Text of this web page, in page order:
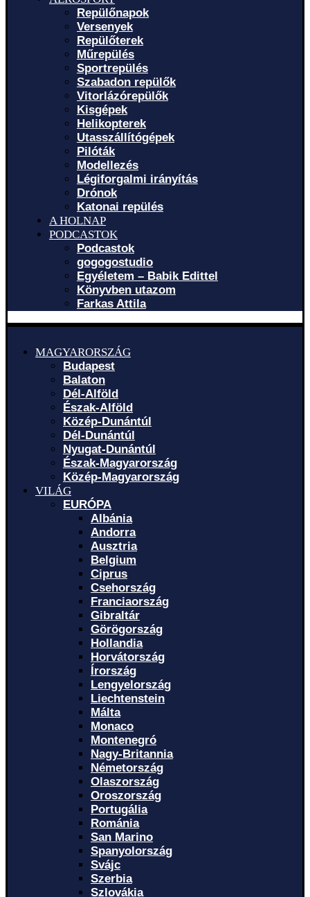
Repülőnapok
Versenyek
Repülőterek
Műrepülés
Sportrepülés
Szabadon repülők
Vitorlázórepülők
Kisgépek
Helikopterek
Utasszállítógépek
Pilóták
Modellezés
Légiforgalmi irányítás
Drónok
Katonai repülés
A HOLNAP
PODCASTOK
Podcastok
gogogostudio
Egyéletem – Babik Edittel
Könyvben utazom
Farkas Attila
MAGYARORSZÁG
Budapest
Balaton
Dél-Alföld
Észak-Alföld
Közép-Dunántúl
Dél-Dunántúl
Nyugat-Dunántúl
Észak-Magyarország
Közép-Magyarország
VILÁG
EURÓPA
Albánia
Andorra
Ausztria
Belgium
Ciprus
Csehország
Franciaország
Gibraltár
Görögország
Hollandia
Horvátország
Írország
Lengyelország
Liechtenstein
Málta
Monaco
Montenegró
Nagy-Britannia
Németország
Olaszország
Oroszország
Portugália
Románia
San Marino
Spanyolország
Svájc
Szerbia
Szlovákia